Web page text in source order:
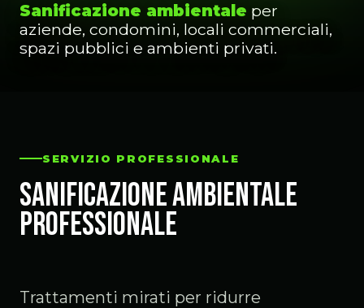
Sanificazione ambientale per
aziende, condomini, locali commerciali,
spazi pubblici e ambienti privati.
SERVIZIO PROFESSIONALE
Sanificazione ambientale
professionale
Trattamenti mirati per ridurre